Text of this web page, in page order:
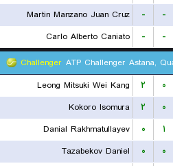
Martin Manzano Juan Cruz
- -
Carlo Alberto Caniato
- -
Challenger ATP Challenger Astana,
Leong Mitsuki Wei Kang
۲ ۰
Kokoro Isomura
۲ ۰
Danial Rakhmatullayev
۰ ۱
Tazabekov Daniel
۰ ۰